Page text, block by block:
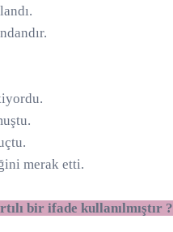
merak etti.
bir ifade kullanılmıştır ?